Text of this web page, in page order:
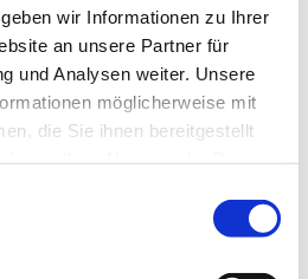
wir Informationen zu Ihrer
an unsere Partner für
und Analysen weiter. Unsere
möglicherweise mit
die Sie ihnen bereitgestellt
Sie auch